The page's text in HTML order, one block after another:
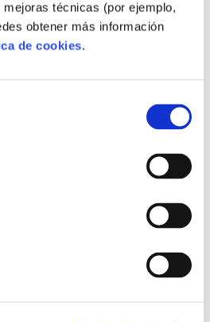
técnicas (por ejemplo,
obtener más información
de cookies.
,
,
HUELLA,
PREFABRICADA
ESCALABLES
ECOLÓGICOS